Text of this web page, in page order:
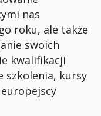
nas
roku, ale także
swoich
kwalifikacji
szkolenia, kursy